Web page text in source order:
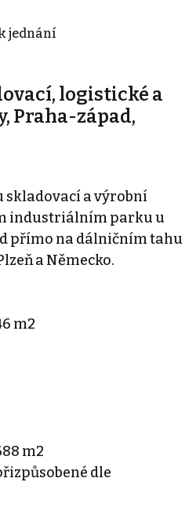
jednání
logistické a
Praha-západ,
a výrobní
industriálním parku u
přímo na dálničním tahu
a Německo.
m2
m2
dle